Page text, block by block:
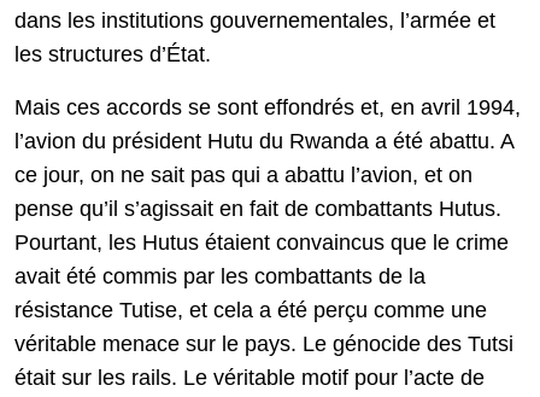
dans les institutions gouvernementales, l’armée et
les structures d’État.
Mais ces accords se sont effondrés et, en avril 1994,
l’avion du président Hutu du Rwanda a été abattu. A
ce jour, on ne sait pas qui a abattu l’avion, et on
pense qu’il s’agissait en fait de combattants Hutus.
Pourtant, les Hutus étaient convaincus que le crime
avait été commis par les combattants de la
résistance Tutise, et cela a été perçu comme une
véritable menace sur le pays. Le génocide des Tutsi
était sur les rails. Le véritable motif pour l’acte de